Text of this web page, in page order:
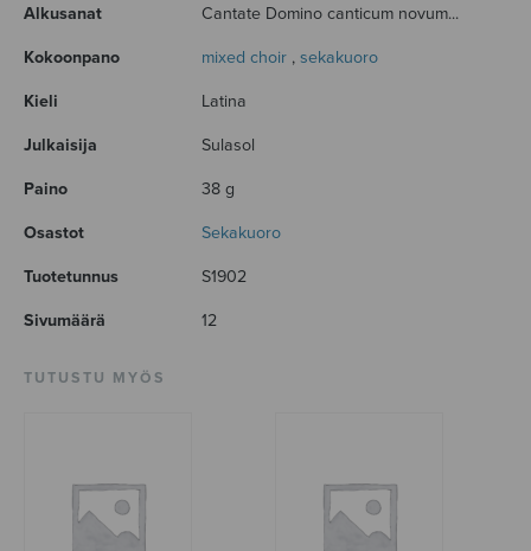
Alkusanat Cantate Domino canticum novum...
Kokoonpano mixed choir , sekakuoro
Kieli Latina
Julkaisija Sulasol
Paino 38 g
Osastot Sekakuoro
Tuotetunnus S1902
Sivumäärä 12
TUTUSTU MYÖS